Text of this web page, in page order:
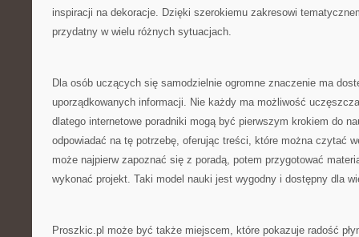
inspiracji na dekoracje. Dzięki szerokiemu zakresowi
przydatny w wielu różnych sytuacjach.
Dla osób uczących się samodzielnie ogromne znaczenie ma
uporządkowanych informacji. Nie każdy ma możliwość
dlatego internetowe poradniki mogą być pierwszym krokiem do
odpowiadać na tę potrzebę, oferując treści, które można czytać
może najpierw zapoznać się z poradą, potem przygotować
wykonać projekt. Taki model nauki jest wygodny i dostępny dla
Proszkic.pl może być także miejscem, które pokazuje radość